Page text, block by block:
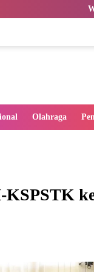
Wagub Sani Ajak
Olahraga